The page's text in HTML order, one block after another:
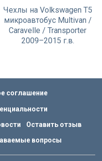
Чехлы на Volkswagen T5
микроавтобус Multivan /
Caravelle / Transporter
2009–2015 г.в.
соглашение
Оставить отзыв
вопросы